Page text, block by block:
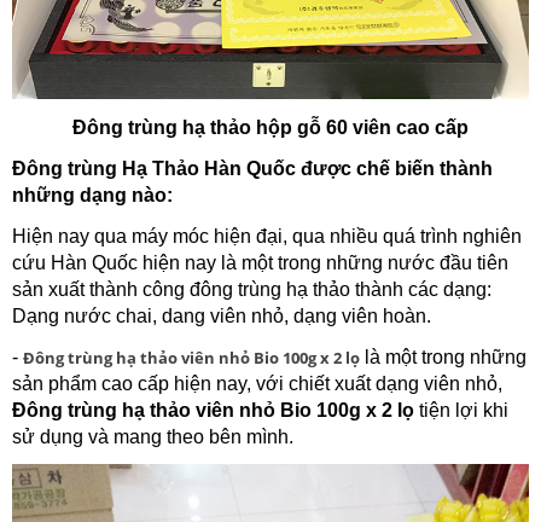
Đông trùng hạ thảo hộp gỗ 60 viên cao cấp
Đông trùng Hạ Thảo Hàn Quốc được chế biến thành
những dạng nào:
Hiện nay qua máy móc hiện đại, qua nhiều quá trình nghiên
cứu Hàn Quốc hiện nay là một trong những nước đầu tiên
sản xuất thành công đông trùng hạ thảo thành các dạng:
Dạng nước chai, dang viên nhỏ, dạng viên hoàn.
- Đông trùng hạ thảo viên nhỏ Bio 100g x 2 lọ là một trong những
sản phẩm cao cấp hiện nay, với chiết xuất dạng viên nhỏ,
Đông trùng hạ thảo viên nhỏ Bio 100g x 2 lọ tiện lợi khi
sử dụng và mang theo bên mình.